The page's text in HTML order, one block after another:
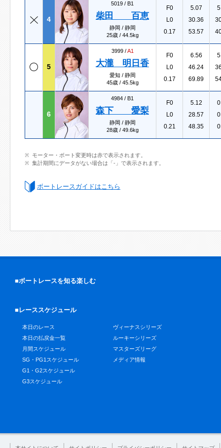
4
5019 / B1
柴田 百恵
静岡 / 静岡
25歳 / 44.5kg
F0
L0
0.17
5.07
30.36
53.57
5
3999 /A1
大瀧 明日香
愛知 / 静岡
45歳 / 45.5kg
F0
L0
0.17
6.56
46.24
69.89
6
4984 / B1
森下 愛梨
静岡 / 静岡
28歳 / 49.6kg
F0
L0
0.21
5.12
28.57
48.35
モーター・ボート変更時は赤で表示されます。
集計期間にデータがない場合は「-」で表示されます。
ボートレースガイドはこちら
■ボートレースを知る楽しむ
■レーススケジュール
本日のレース
本日の払戻金一覧
月間スケジュール
SG・PG1スケジュール
G1・G2スケジュール
G3スケジュール
ヴィーナスシリーズ
ルーキーシリーズ
マスターズリーグ
メディア情報